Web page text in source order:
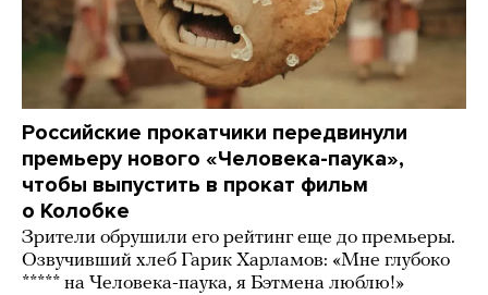
Российские прокатчики передвинули
премьеру нового «Человека-паука»,
чтобы выпустить в прокат фильм
о Колобке
Зрители обрушили его рейтинг еще до премьеры.
Озвучивший хлеб Гарик Харламов: «Мне глубоко
***** на Человека-паука, я Бэтмена люблю!»